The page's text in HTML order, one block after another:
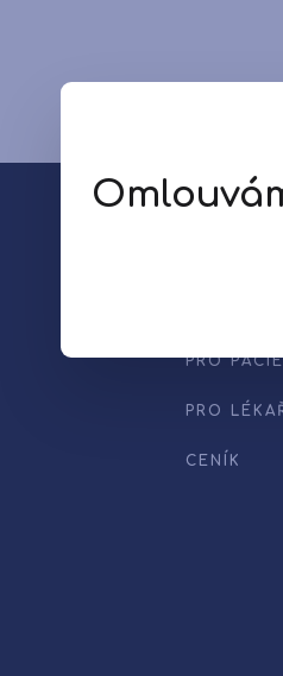
PRO
PRO
CENÍK